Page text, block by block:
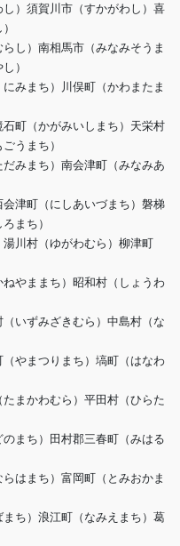
）須賀川市（すかがわし）喜
し）南相馬市（みなみそうま
）
みまち）川俣町（かわまたま
町（かがみいしまち）天栄村
うまち）
みまち）南会津町（みなみあ
津町（にしあいづまち）磐梯
まち）
川村（ゆがわむら）柳津町
やままち）昭和村（しょうわ
いずみざきむら）中島村（な
やまつりまち）塙町（はなわ
まかわむら）平田村（ひらた
まち）田村郡三春町（みはる
はまち）富岡町（とみおかま
ち）浪江町（なみえまち）葛